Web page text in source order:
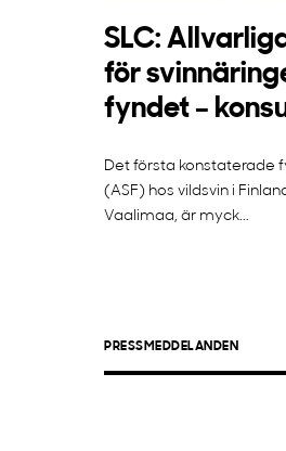
SLC:
för
fyndet –
Det första konstaterade
(ASF) hos vildsvin i
Vaalimaa, är myck...
PRESSMEDDELANDEN